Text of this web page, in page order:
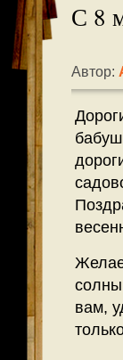
С 8
Автор:
вам,